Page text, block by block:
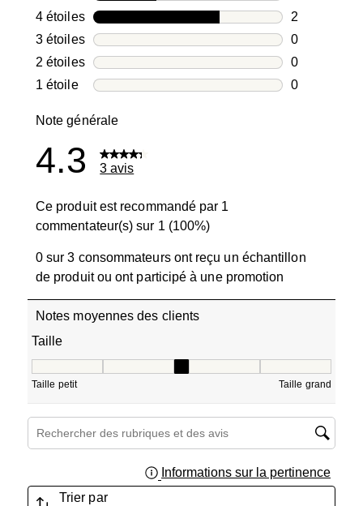
1 avis avec
4 étoilesétoiles
2
2 avis avec
3 étoilesétoiles
0
0 avis avec
2 étoilesétoiles
0
0 avis avec
1 étoileétoiles
0
Note générale
4.3 3 avis
Ce produit est recommandé par 1
commentateur(s) sur 1 (100%)
0 sur 3 consommateurs ont reçu un échantillon
de produit ou ont participé à une promotion
Notes moyennes des clients
Taille
Taille petit Taille grand
Zone de recherche de sujet et d'avis
Informations sur la pertinence
Trier par